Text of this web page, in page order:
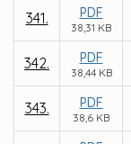
341. PDF
38,31 KB
342. PDF
38,44 KB
343. PDF
38,6 KB